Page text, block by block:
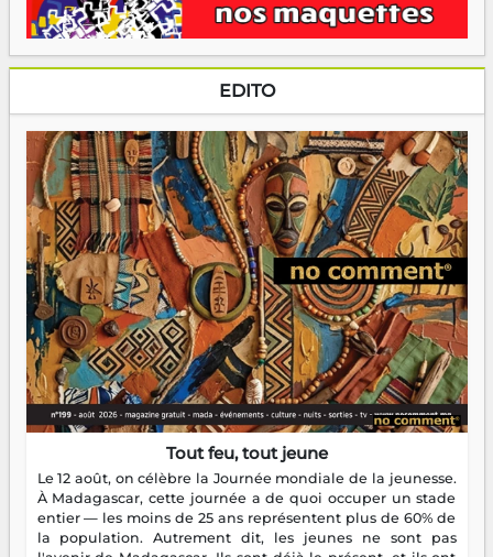
EDITO
Tout feu, tout jeune
Le 12 août, on célèbre la Journée mondiale de la jeunesse.
À Madagascar, cette journée a de quoi occuper un stade
entier — les moins de 25 ans représentent plus de 60% de
la population. Autrement dit, les jeunes ne sont pas